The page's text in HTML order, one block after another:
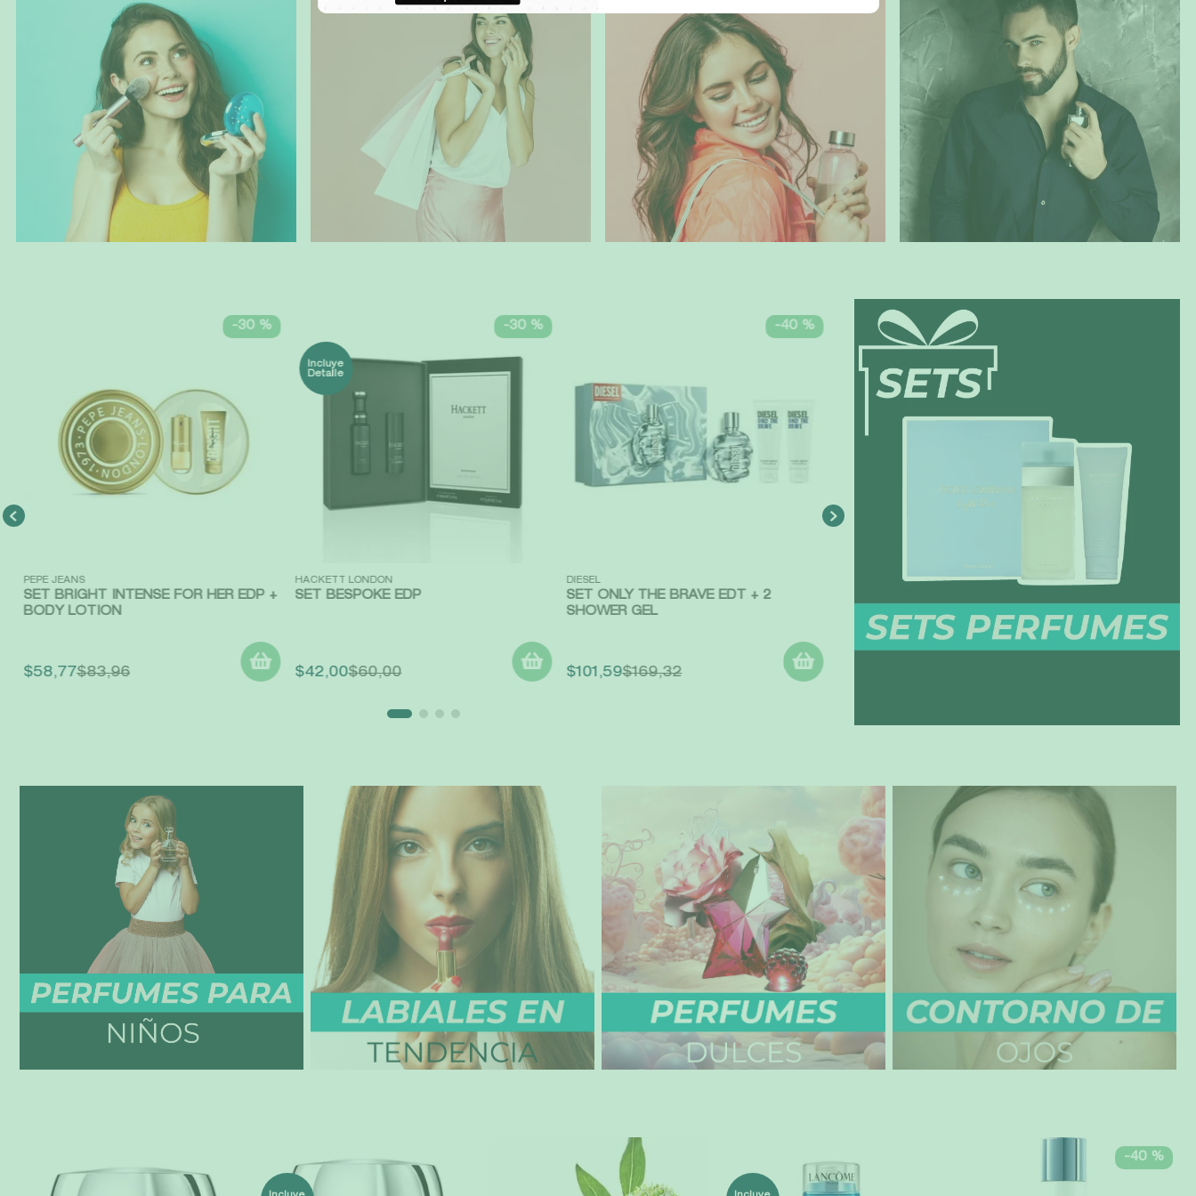
MÁS VENDIDOS 40% OFF REGALOS HOMBRES
-30 %
Vista rápida
PEPE JEANS
SET BRIGHT INTENSE FOR HER EDP +
BODY LOTION
$58,77$83,96
-30 %
Vista rápida
HACKETT LONDON
SET BESPOKE EDP
$42,00$60,00
-40 %
Vista rápida
DIESEL
SET ONLY THE BRAVE EDT + 2
SHOWER GEL
$101,59$169,32
-40 %